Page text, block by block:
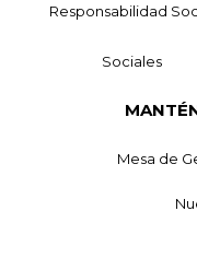
Responsabilidad
Sociales
Mesa de